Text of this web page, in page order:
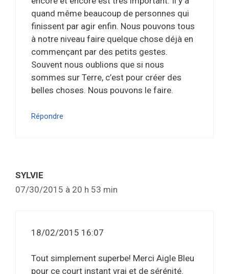
quand même beaucoup de personnes qui
finissent par agir enfin. Nous pouvons tous
à notre niveau faire quelque chose déjà en
commençant par des petits gestes.
Souvent nous oublions que si nous
sommes sur Terre, c’est pour créer des
belles choses. Nous pouvons le faire.
Répondre
SYLVIE
07/30/2015 à 20 h 53 min
18/02/2015 16:07
Tout simplement superbe! Merci Aigle Bleu
pour ce court instant vrai et de sérénité.